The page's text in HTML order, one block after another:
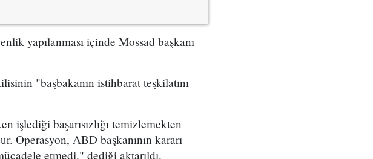
yapılanması içinde Mossad başkanı
"başbakanın istihbarat teşkilatını
işlediği başarısızlığı temizlemekten
Operasyon, ABD başkanının kararı
etmedi." dediği aktarıldı.